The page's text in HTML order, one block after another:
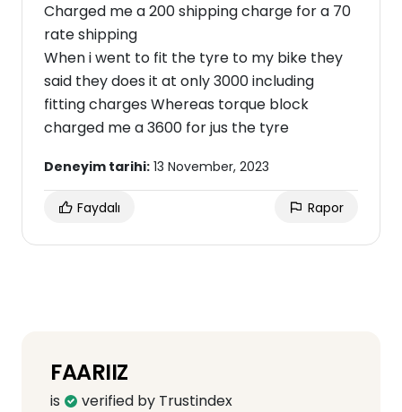
Charged me a 200 shipping charge for a 70
rate shipping
When i went to fit the tyre to my bike they
said they does it at only 3000 including
fitting charges Whereas torque block
charged me a 3600 for jus the tyre
Deneyim tarihi: 13 November, 2023
Faydalı Rapor
FAARIIZ
is verified by Trustindex